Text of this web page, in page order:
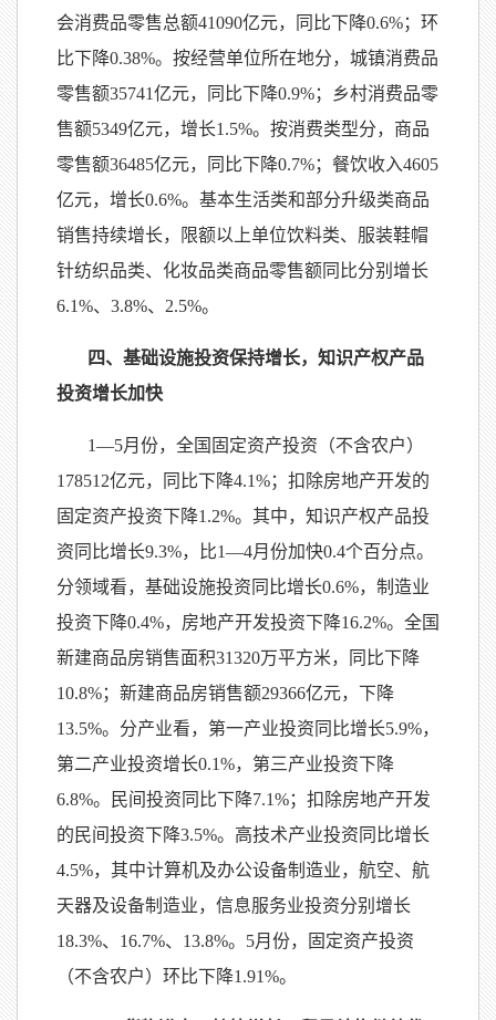
会消费品零售总额41090亿元，同比下降0.6%；环
比下降0.38%。按经营单位所在地分，城镇消费品
零售额35741亿元，同比下降0.9%；乡村消费品零
售额5349亿元，增长1.5%。按消费类型分，商品
零售额36485亿元，同比下降0.7%；餐饮收入4605
亿元，增长0.6%。基本生活类和部分升级类商品
销售持续增长，限额以上单位饮料类、服装鞋帽
针纺织品类、化妆品类商品零售额同比分别增长
6.1%、3.8%、2.5%。
四、基础设施投资保持增长，知识产权产品
投资增长加快
1—5月份，全国固定资产投资（不含农户）
178512亿元，同比下降4.1%；扣除房地产开发的
固定资产投资下降1.2%。其中，知识产权产品投
资同比增长9.3%，比1—4月份加快0.4个百分点。
分领域看，基础设施投资同比增长0.6%，制造业
投资下降0.4%，房地产开发投资下降16.2%。全国
新建商品房销售面积31320万平方米，同比下降
10.8%；新建商品房销售额29366亿元，下降
13.5%。分产业看，第一产业投资同比增长5.9%，
第二产业投资增长0.1%，第三产业投资下降
6.8%。民间投资同比下降7.1%；扣除房地产开发
的民间投资下降3.5%。高技术产业投资同比增长
4.5%，其中计算机及办公设备制造业，航空、航
天器及设备制造业，信息服务业投资分别增长
18.3%、16.7%、13.8%。5月份，固定资产投资
（不含农户）环比下降1.91%。